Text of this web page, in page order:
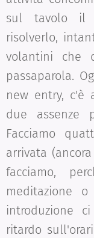
sul tavolo il
risolverlo,
volantini che
passaparola.
new entry, c'è
due assenze
Facciamo
arrivata
facciamo,
meditazione
introduzione
ritardo